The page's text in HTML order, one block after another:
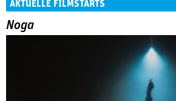
AKTUELLE FILMSTARTS
Noga